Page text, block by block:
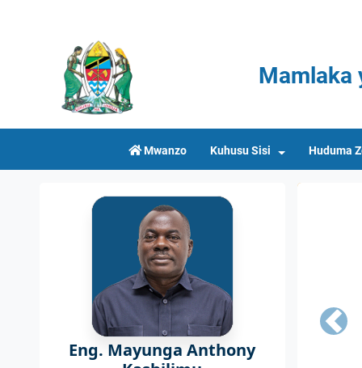
Mamlaka
Mwanzo Kuhusu Sisi Huduma
Eng. Mayunga Anthony